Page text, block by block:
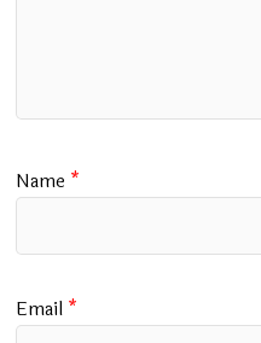
Name *
Email *